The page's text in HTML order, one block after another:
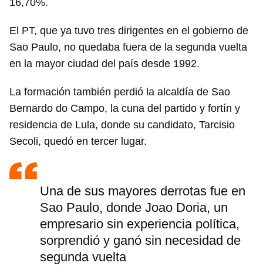
16,70%.
El PT, que ya tuvo tres dirigentes en el gobierno de
Sao Paulo, no quedaba fuera de la segunda vuelta
en la mayor ciudad del país desde 1992.
La formación también perdió la alcaldía de Sao
Bernardo do Campo, la cuna del partido y fortín y
residencia de Lula, donde su candidato, Tarcisio
Secoli, quedó en tercer lugar.
Una de sus mayores derrotas fue en
Sao Paulo, donde Joao Doria, un
empresario sin experiencia política,
sorprendió y ganó sin necesidad de
segunda vuelta